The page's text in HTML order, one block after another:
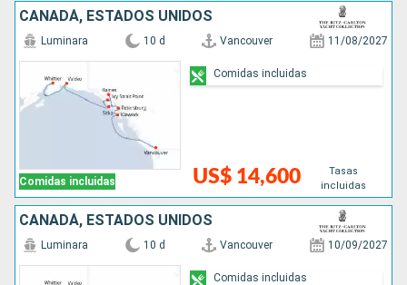
CANADÁ, ESTADOS UNIDOS
Comidas incluidas
Luminara 10 d Vancouver 11/08/2027
US$ 14,600
Tasas
incluidas
Comidas incluidas
CANADÁ, ESTADOS UNIDOS
Luminara 10 d Vancouver 10/09/2027
Comidas incluidas